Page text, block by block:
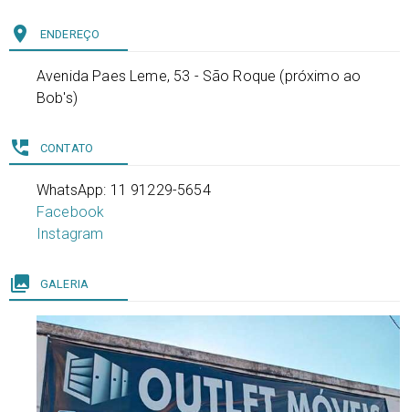
place ENDEREÇO
Avenida Paes Leme, 53 - São Roque (próximo ao
Bob's)
perm_phone_msg CONTATO
WhatsApp: 11 91229-5654
Facebook
Instagram
collections GALERIA